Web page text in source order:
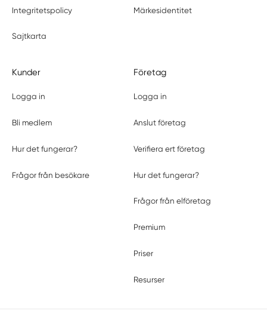
Integritetspolicy Märkesidentitet
Sajtkarta
Kunder
Logga in
Bli medlem
Hur det fungerar?
Frågor från besökare
Företag
Logga in
Anslut företag
Verifiera ert företag
Hur det fungerar?
Frågor från elföretag
Premium
Priser
Resurser